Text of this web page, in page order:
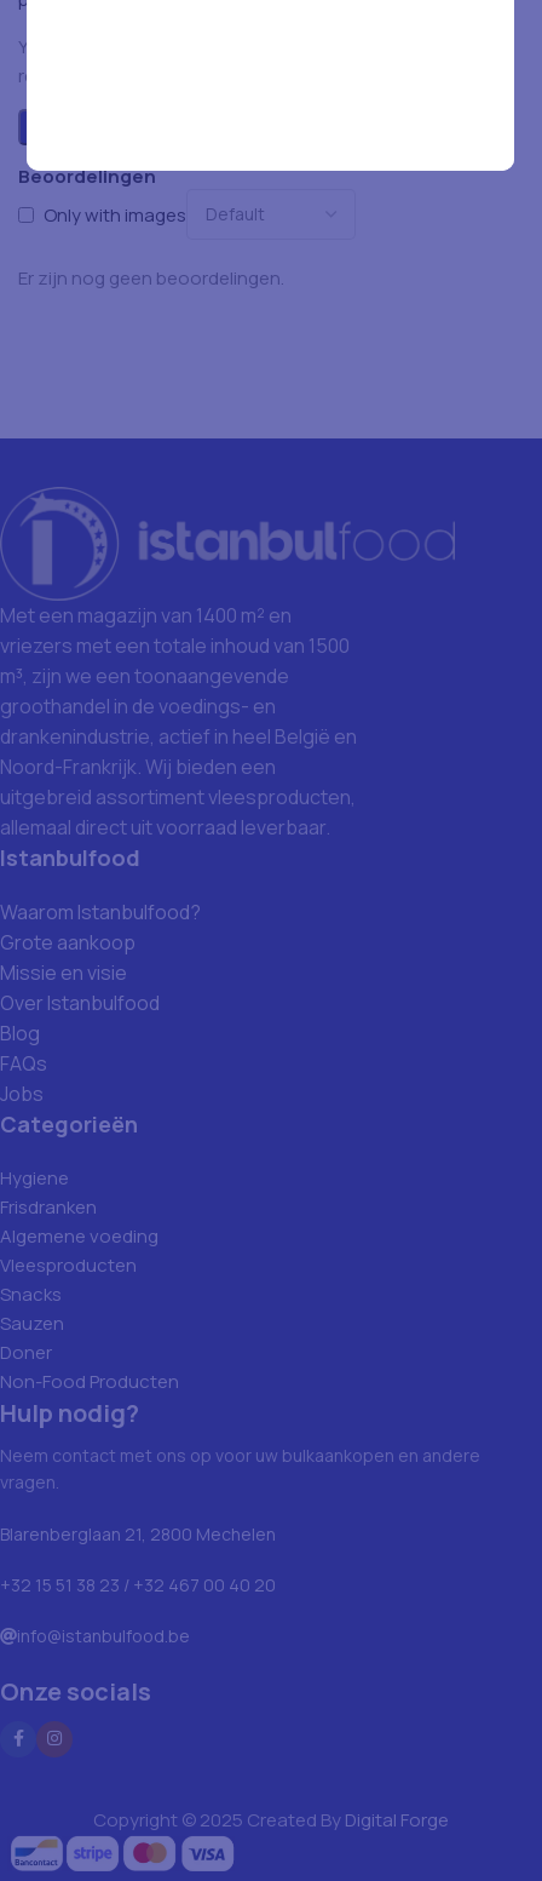
Beoordelingen
Only with images
Er zijn nog geen beoordelingen.
You have to be logged in to be able to add photos to your
review.
Met een magazijn van 1400 m² en
vriezers met een totale inhoud van 1500
m³, zijn we een toonaangevende
groothandel in de voedings- en
drankenindustrie, actief in heel België en
Noord-Frankrijk. Wij bieden een
uitgebreid assortiment vleesproducten,
allemaal direct uit voorraad leverbaar.
Istanbulfood
Waarom Istanbulfood?
Grote aankoop
Missie en visie
Over Istanbulfood
Blog
FAQs
Jobs
Categorieën
Hygiene
Frisdranken
Algemene voeding
Vleesproducten
Snacks
Sauzen
Doner
Non-Food Producten
Hulp nodig?
Neem contact met ons op voor uw bulkaankopen en andere
vragen.
Blarenberglaan 21, 2800 Mechelen
+32 15 51 38 23 / +32 467 00 40 20
info@istanbulfood.be
Onze socials
Copyright © 2025 Created ByDigital Forge